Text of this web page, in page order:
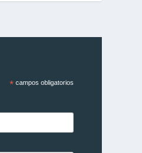
*campos obligatorios